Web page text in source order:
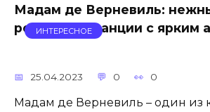
Мадам де Верневиль:
родом из Франции с ярким
ИНТЕРЕСНОЕ
25.04.2023 0 0
Мадам де Верневиль – один из